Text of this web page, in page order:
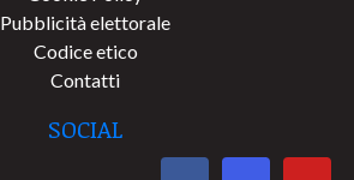
Pubblicità elettorale
Codice etico
Contatti
SOCIAL